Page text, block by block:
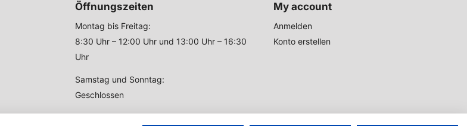
Öffnungszeiten
Montag bis Freitag:
8:30 Uhr – 12:00 Uhr und 13:00 Uhr – 16:30
Uhr
Samstag und Sonntag:
Geschlossen
My account
Anmelden
Konto erstellen